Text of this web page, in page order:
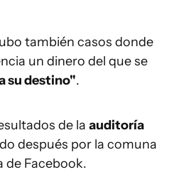
también casos donde
un dinero del que se
su destino".
de la auditoría
después por la comuna
de Facebook.